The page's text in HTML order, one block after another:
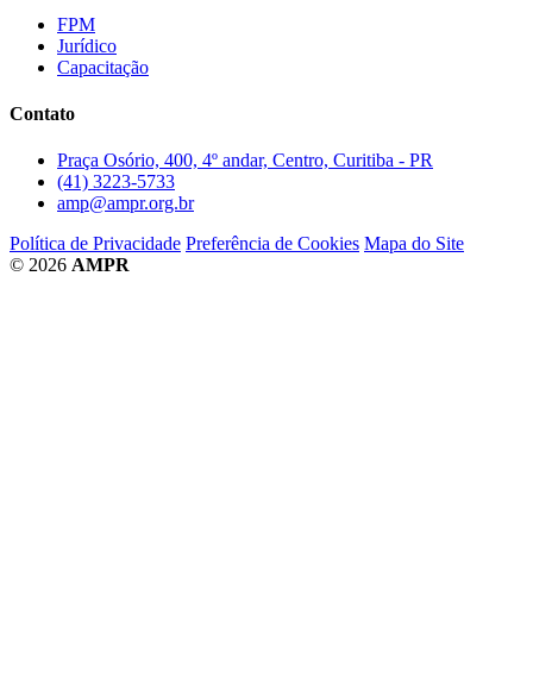
FPM
Jurídico
Capacitação
Contato
Praça Osório, 400, 4º andar, Centro, Curitiba - PR
(41) 3223-5733
amp@ampr.org.br
Política de Privacidade Preferência de Cookies Mapa do Site
© 2026 AMPR